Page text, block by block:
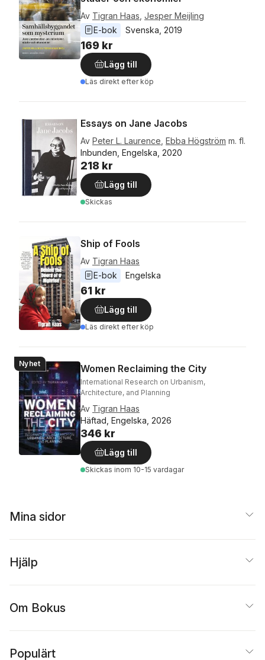
Av Tigran Haas Jesper Meijling
E-bok
Svenska 2019
169 kr
Lägg till
Läs direkt efter köp
Essays on Jane Jacobs
Av Peter L. Laurence Ebba Högström m. fl.
Inbunden, Engelska, 2020
218 kr
Lägg till
Skickas
Ship of Fools
Av Tigran Haas
E-bok
Engelska
61 kr
Lägg till
Läs direkt efter köp
Nyhet Women Reclaiming the City
International Research on Urbanism,
Architecture, and Planning
Av Tigran Haas
Häftad, Engelska, 2026
346 kr
Lägg till
Skickas inom 10-15 vardagar
Mina sidor
Hjälp
Om Bokus
Populärt